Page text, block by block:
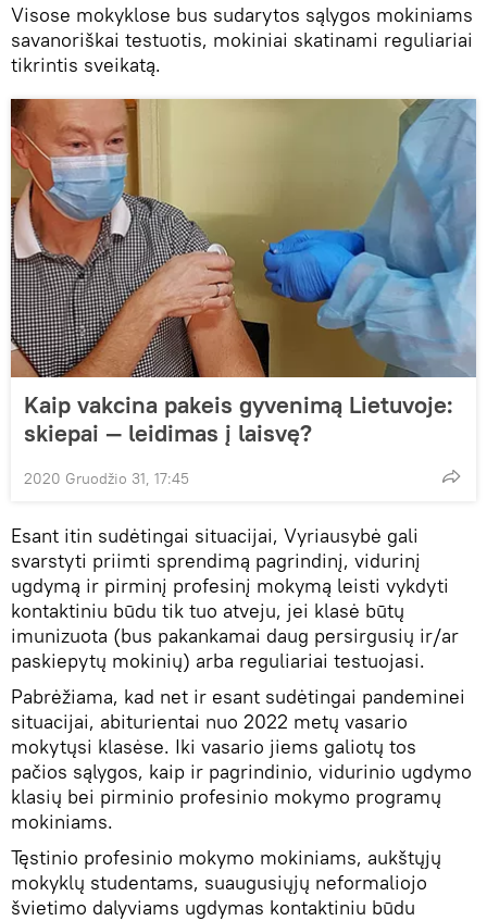
Visose mokyklose bus sudarytos sąlygos mokiniams
savanoriškai testuotis, mokiniai skatinami reguliariai
tikrintis sveikatą.
Kaip vakcina pakeis gyvenimą Lietuvoje:
skiepai — leidimas į laisvę?
2020 Gruodžio 31, 17:45
Esant itin sudėtingai situacijai, Vyriausybė gali
svarstyti priimti sprendimą pagrindinį, vidurinį
ugdymą ir pirminį profesinį mokymą leisti vykdyti
kontaktiniu būdu tik tuo atveju, jei klasė būtų
imunizuota (bus pakankamai daug persirgusių ir/ar
paskiepytų mokinių) arba reguliariai testuojasi.
Pabrėžiama, kad net ir esant sudėtingai pandeminei
situacijai, abiturientai nuo 2022 metų vasario
mokytųsi klasėse. Iki vasario jiems galiotų tos
pačios sąlygos, kaip ir pagrindinio, vidurinio ugdymo
klasių bei pirminio profesinio mokymo programų
mokiniams.
Tęstinio profesinio mokymo mokiniams, aukštųjų
mokyklų studentams, suaugusiųjų neformaliojo
švietimo dalyviams ugdymas kontaktiniu būdu